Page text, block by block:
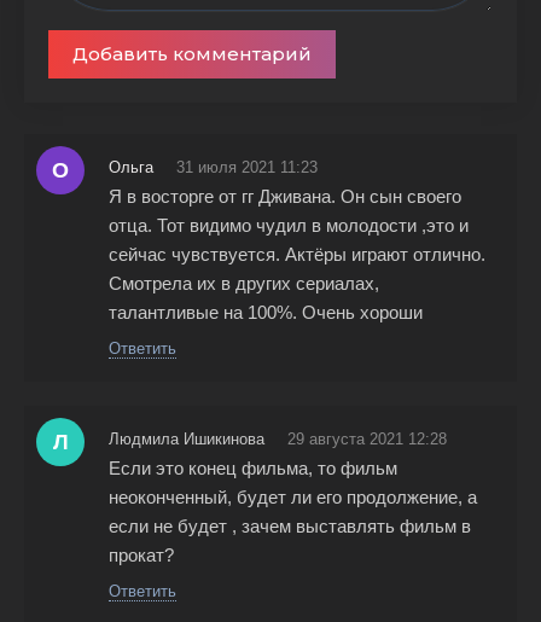
Добавить комментарий
О Ольга 31 июля 2021 11:23
Я в восторге от гг Дживана. Он сын своего
отца. Тот видимо чудил в молодости ,это и
сейчас чувствуется. Актёры играют отлично.
Смотрела их в других сериалах,
талантливые на 100%. Очень хороши
Ответить
Л Людмила Ишикинова 29 августа 2021 12:28
Если это конец фильма, то фильм
неоконченный, будет ли его продолжение, а
если не будет , зачем выставлять фильм в
прокат?
Ответить